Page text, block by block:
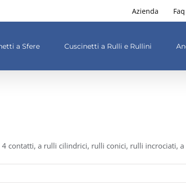
Azienda Faq
a Sfere Cuscinetti a Rulli e Rullini
contatti, a rulli cilindrici, rulli conici, rulli incrociati,